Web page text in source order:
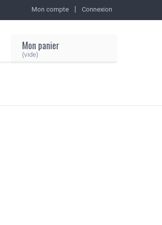
Mon compte Connexion
Mon panier
(vide)